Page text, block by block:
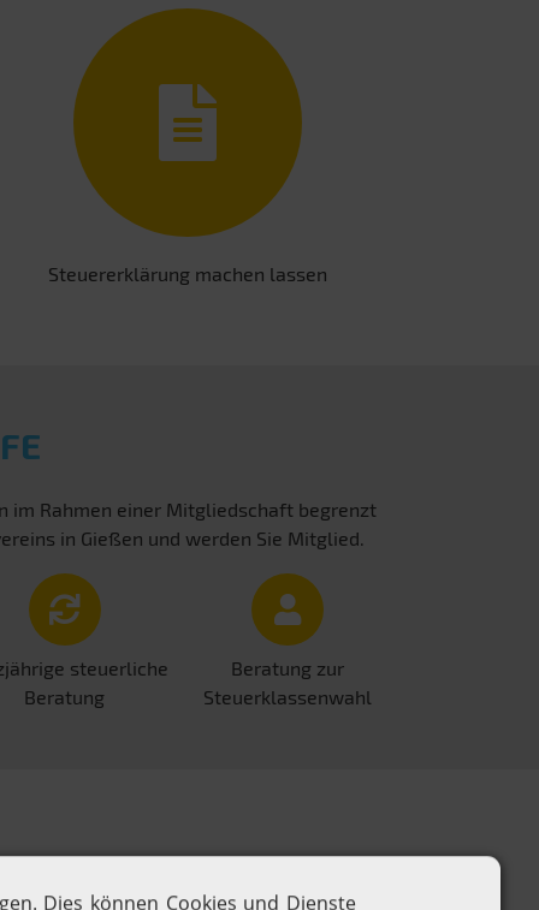
Steuererklärung machen lassen
im Rahmen einer Mitgliedschaft begrenzt
in Gießen und werden Sie Mitglied.
steuerliche
Beratung
Beratung zur
Steuerklassenwahl